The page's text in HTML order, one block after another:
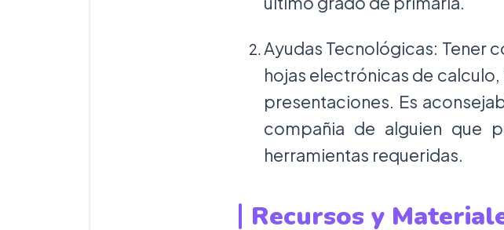
Ayudas Tecnológicas: Tener
hojas electrónicas de
presentaciones. Es
compañia de alguien que
herramientas requeridas.
Recursos y